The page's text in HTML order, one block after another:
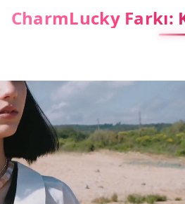
CharmLucky Farkı: